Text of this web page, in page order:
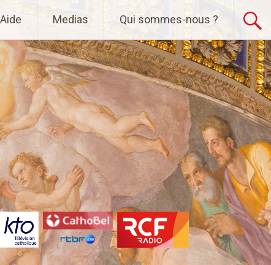
Aide Medias Qui sommes-nous ?